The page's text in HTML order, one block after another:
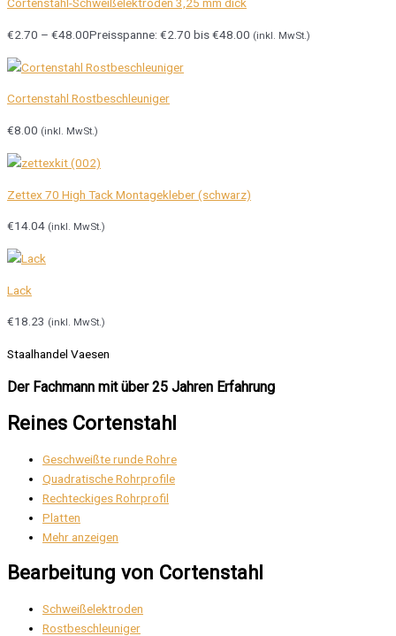
Cortenstahl-Schweißelektroden 3,25 mm dick
€2.70 – €48.00Preisspanne: €2.70 bis €48.00 (inkl. MwSt.)
Cortenstahl Rostbeschleuniger
€8.00 (inkl. MwSt.)
Zettex 70 High Tack Montagekleber (schwarz)
€14.04 (inkl. MwSt.)
Lack
€18.23 (inkl. MwSt.)
Staalhandel Vaesen
Der Fachmann mit über 25 Jahren Erfahrung
Reines Cortenstahl
Geschweißte runde Rohre
Quadratische Rohrprofile
Rechteckiges Rohrprofil
Platten
Mehr anzeigen
Bearbeitung von Cortenstahl
Schweißelektroden
Rostbeschleuniger